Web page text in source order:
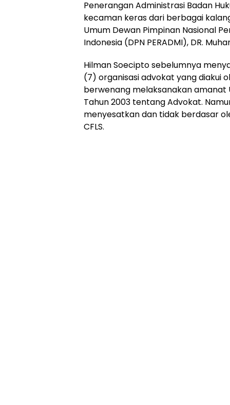
Penerangan Administrasi Badan
kecaman keras dari berbagai
Umum Dewan Pimpinan Nasional
Indonesia (DPN PERADMI), DR.
Hilman Soecipto sebelumnya
(7) organisasi advokat yang diakui
berwenang melaksanakan amanat
Tahun 2003 tentang Advokat.
menyesatkan dan tidak berdasar
CFLS.